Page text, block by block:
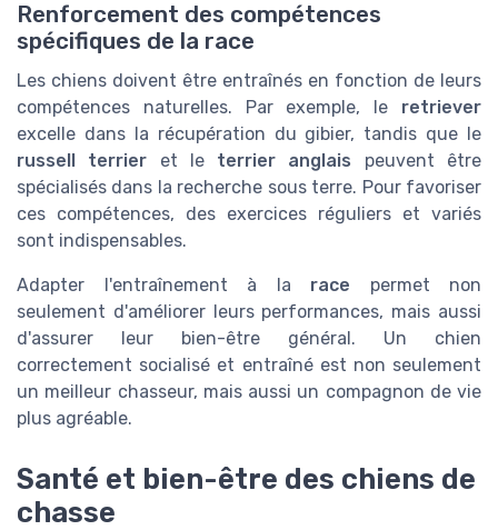
Renforcement des compétences
spécifiques de la race
Les chiens doivent être entraînés en fonction de leurs
compétences naturelles. Par exemple, le retriever
excelle dans la récupération du gibier, tandis que le
russell terrier et le terrier anglais peuvent être
spécialisés dans la recherche sous terre. Pour favoriser
ces compétences, des exercices réguliers et variés
sont indispensables.
Adapter l'entraînement à la race permet non
seulement d'améliorer leurs performances, mais aussi
d'assurer leur bien-être général. Un chien
correctement socialisé et entraîné est non seulement
un meilleur chasseur, mais aussi un compagnon de vie
plus agréable.
Santé et bien-être des chiens de
chasse